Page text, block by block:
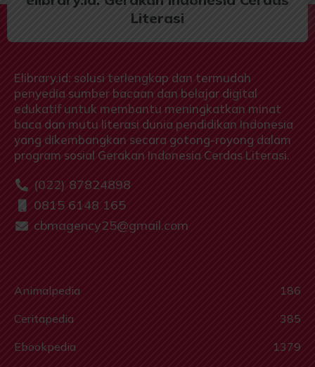
Literasi
Elibrary.id: solusi terlengkap dan termudah
penyedia sumber bacaan dan belajar digital
edukatif untuk membantu meningkatkan minat
baca dan mutu literasi dunia pendidikan Indonesia
yang dikembangkan secara gotong-royong dalam
program sosial Gerakan Indonesia Cerdas Literasi.
(022) 87824898
0815 6148 165
cbmagency25@gmail.com
Animalpedia
186
Ceritapedia
385
Ebookpedia
1379